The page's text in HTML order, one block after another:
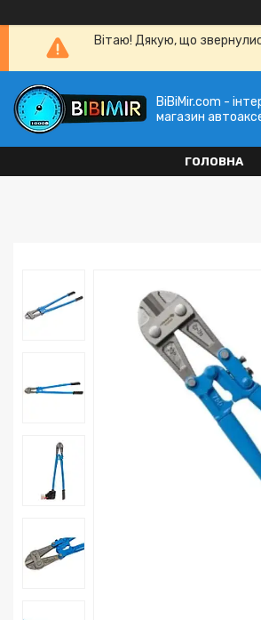
Вітаю! Дякую, що
BiBiMir.com -
магазин
ГОЛОВНА